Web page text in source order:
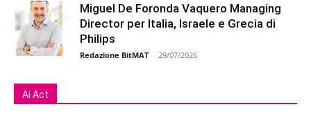
Miguel De Foronda Vaquero Managing
Director per Italia, Israele e Grecia di
Philips
Redazione BitMAT - 29/07/2026
Ai Act